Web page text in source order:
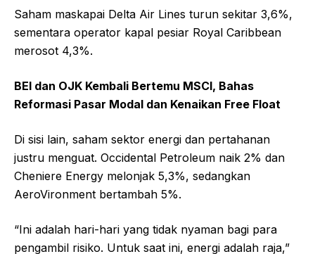
Saham maskapai Delta Air Lines turun sekitar 3,6%,
sementara operator kapal pesiar Royal Caribbean
merosot 4,3%.
BEI dan OJK Kembali Bertemu MSCI, Bahas
Reformasi Pasar Modal dan Kenaikan Free Float
Di sisi lain, saham sektor energi dan pertahanan
justru menguat. Occidental Petroleum naik 2% dan
Cheniere Energy melonjak 5,3%, sedangkan
AeroVironment bertambah 5%.
“Ini adalah hari-hari yang tidak nyaman bagi para
pengambil risiko. Untuk saat ini, energi adalah raja,”